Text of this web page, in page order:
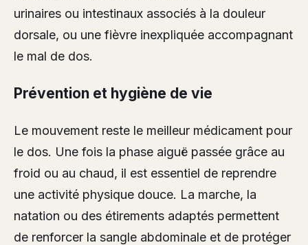
urinaires ou intestinaux associés à la douleur
dorsale, ou une fièvre inexpliquée accompagnant
le mal de dos.
Prévention et hygiène de vie
Le mouvement reste le meilleur médicament pour
le dos. Une fois la phase aiguë passée grâce au
froid ou au chaud, il est essentiel de reprendre
une activité physique douce. La marche, la
natation ou des étirements adaptés permettent
de renforcer la sangle abdominale et de protéger